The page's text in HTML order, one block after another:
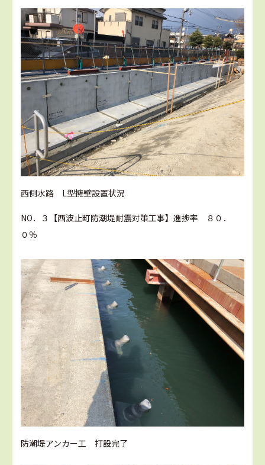
西側水路 L型擁壁設置状況
NO．３【西波止町防潮堤耐震対策工事】進捗率 ８０．
０％
防潮堤アンカー工 打設完了